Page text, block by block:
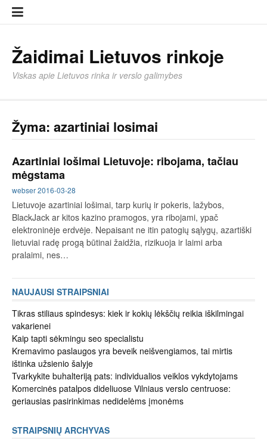
prie
Žaidimai Lietuvos rinkoje
Viskas apie Lietuvos rinka ir verslo galimybes
Žyma: azartiniai losimai
Azartiniai lošimai Lietuvoje: ribojama, tačiau
mėgstama
webser2016-03-28
Lietuvoje azartiniai lošimai, tarp kurių ir pokeris, lažybos,
BlackJack ar kitos kazino pramogos, yra ribojami, ypač
elektroninėje erdvėje. Nepaisant ne itin patogių sąlygų, azartiški
lietuviai radę progą būtinai žaidžia, rizikuoja ir laimi arba
pralaimi, nes…
NAUJAUSI STRAIPSNIAI
Tikras stiliaus spindesys: kiek ir kokių lėkščių reikia iškilmingai
vakarienei
Kaip tapti sėkmingu seo specialistu
Kremavimo paslaugos yra beveik neišvengiamos, tai mirtis
ištinka užsienio šalyje
Tvarkykite buhalteriją pats: individualios veiklos vykdytojams
Komercinės patalpos dideliuose Vilniaus verslo centruose:
geriausias pasirinkimas nedidelėms įmonėms
STRAIPSNIŲ ARCHYVAS